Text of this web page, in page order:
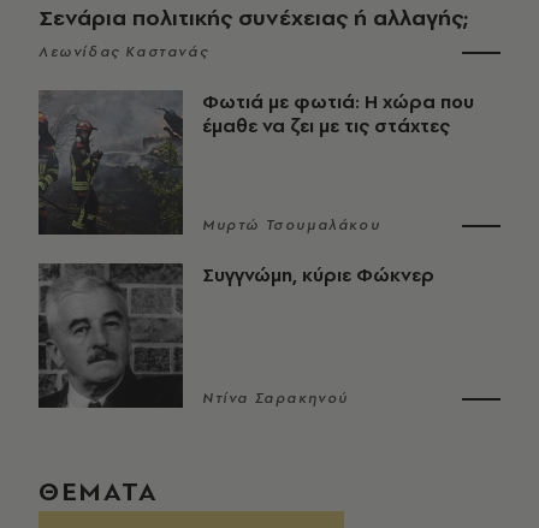
Σενάρια πολιτικής συνέχειας ή αλλαγής;
Λεωνίδας Καστανάς
Φωτιά με φωτιά: Η χώρα που
έμαθε να ζει με τις στάχτες
Μυρτώ Τσουμαλάκου
Συγγνώμη, κύριε Φώκνερ
Ντίνα Σαρακηνού
ΘΕΜΑΤΑ